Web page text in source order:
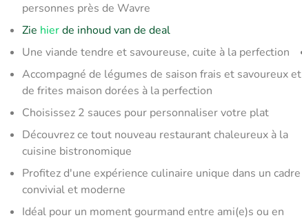
personnes près de Wavre
Zie hierde inhoud van de deal
Une viande tendre et savoureuse, cuite à la perfection
Accompagné de légumes de saison frais et savoureux et
de frites maison dorées à la perfection
Choisissez 2 sauces pour personnaliser votre plat
Découvrez ce tout nouveau restaurant chaleureux à la
cuisine bistronomique
Profitez d'une expérience culinaire unique dans un cadre
convivial et moderne
Idéal pour un moment gourmand entre ami(e)s ou en